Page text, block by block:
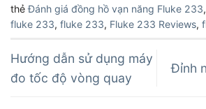
thẻĐánh giá đồng hồ vạn năng Fluke 233,
fluke 233, fluke 233, Fluke 233 Reviews,
Hướng dẫn sử dụng máy
đo tốc độ vòng quay
Đỉnh